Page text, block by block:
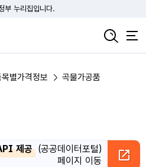
부 누리집입니다.
별가격정보 곡물가공품
제공 (공공데이터포털)
페이지 이동